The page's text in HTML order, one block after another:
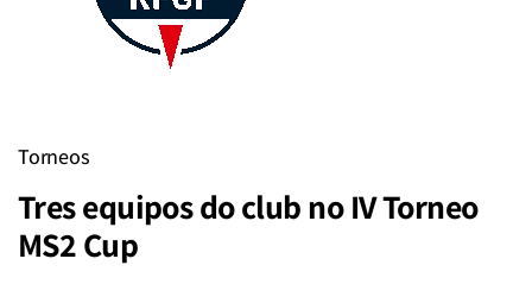
Torneos
Tres equipos do club no IV Torneo
MS2 Cup